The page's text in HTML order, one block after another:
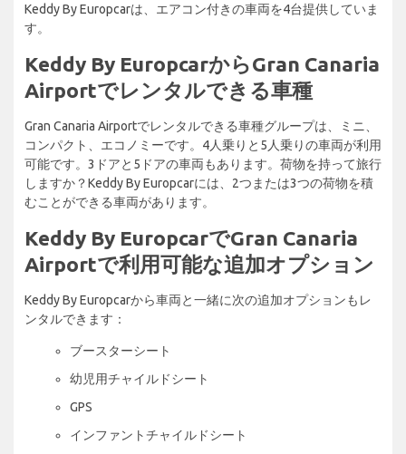
Keddy By Europcarは、エアコン付きの車両を4台提供していま
す。
Keddy By EuropcarからGran Canaria
Airportでレンタルできる車種
Gran Canaria Airportでレンタルできる車種グループは、ミニ、
コンパクト、エコノミーです。4人乗りと5人乗りの車両が利用
可能です。3ドアと5ドアの車両もあります。荷物を持って旅行
しますか？Keddy By Europcarには、2つまたは3つの荷物を積
むことができる車両があります。
Keddy By EuropcarでGran Canaria
Airportで利用可能な追加オプション
Keddy By Europcarから車両と一緒に次の追加オプションもレ
ンタルできます：
ブースターシート
幼児用チャイルドシート
GPS
インファントチャイルドシート